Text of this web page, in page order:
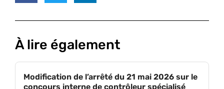
À lire également
Modification de l’arrêté du 21 mai 2026 sur le
concours interne de contrôleur spécialisé